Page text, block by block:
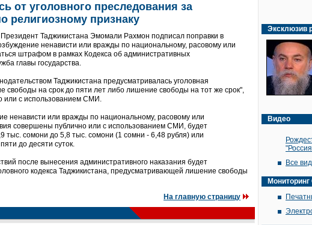
от уголовного преследования за
религиозному признаку
Таджикистана Эмомали Рахмон подписал поправки в
ненависти или вражды по национальному, расовому или
штрафом в рамках Кодекса об административных
главы государства.
Таджикистана предусматривалась уголовная
свободы на срок до пяти лет либо лишение свободы на тот же срок",
или с использованием СМИ.
ненависти или вражды по национальному, расовому или
совершены публично или с использованием СМИ, будет
тыс. сомони до 5,8 тыс. сомони (1 сомни - 6,48 рубля) или
до десяти суток.
после вынесения административного наказания будет
кодекса Таджикистана, предусматривающей лишение свободы
На главную страницу
Эксклюзив
Видео
Все